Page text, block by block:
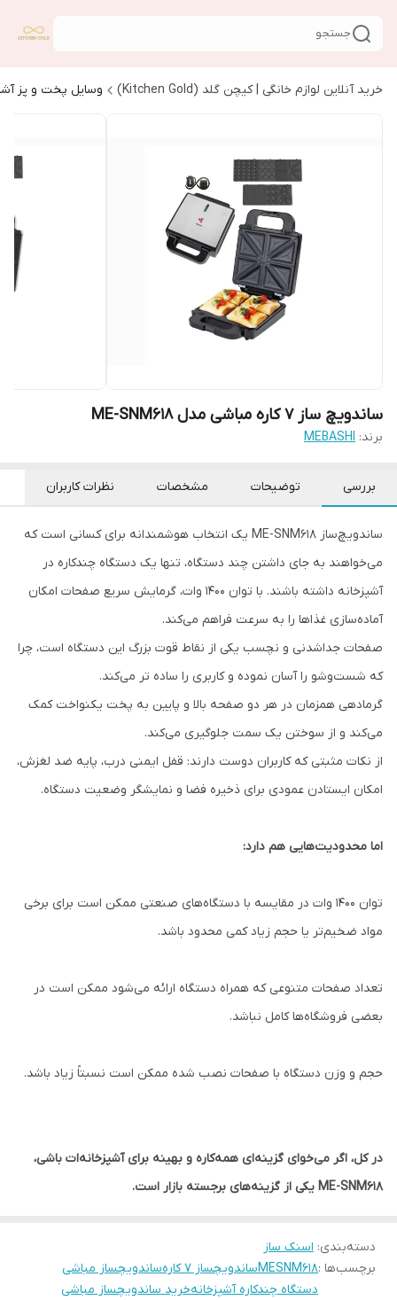
جستجو
خرید آنلاین لوازم خانگی | کیچن گلد (Kitchen Gold) وسایل پخت و پز
ساندویچ ساز 7 کاره مباشی مدل ME-SNM618
برند: MEBASHI
بررسی توضیحات مشخصات نظرات کاربران
ساندویچ‌ساز ME-SNM618 یک انتخاب هوشمندانه برای کسانی است که
می‌خواهند به جای داشتن چند دستگاه، تنها یک دستگاه چندکاره در
آشپزخانه داشته باشند. با توان ۱۴۰۰ وات، گرمایش سریع صفحات امکان
آماده‌سازی غذاها را به سرعت فراهم می‌کند.
صفحات جداشدنی و نچسب یکی از نقاط قوت بزرگ این دستگاه است، چرا
که شست‌وشو را آسان نموده و کاربری را ساده تر می‌کند.
گرمادهی همزمان در هر دو صفحه بالا و پایین به پخت یکنواخت کمک
می‌کند و از سوختن یک سمت جلوگیری می‌کند.
از نکات مثبتی که کاربران دوست دارند: قفل ایمنی درب، پایه ضد لغزش،
امکان ایستادن عمودی برای ذخیره فضا و نمایشگر وضعیت دستگاه.
اما محدودیت‌هایی هم دارد:
توان ۱۴۰۰ وات در مقایسه با دستگاه‌های صنعتی ممکن است برای برخی
مواد ضخیم‌تر یا حجم زیاد کمی محدود باشد.
تعداد صفحات متنوعی که همراه دستگاه ارائه می‌شود ممکن است در
بعضی فروشگاه‌ها کامل نباشد.
حجم و وزن دستگاه با صفحات نصب شده ممکن است نسبتاً زیاد باشد.
در کل، اگر می‌خوای گزینه‌ای همه‌کاره و بهینه برای آشپزخانه‌ات باشی،
ME-SNM618 یکی از گزینه‌های برجسته بازار است.
دسته‌بندی: اسنک ساز
برچسب‌ها :MESNM618ساندویچساز ۷ کاره
ساندویچساز مباشی
دستگاه چندکاره آشپزخانهخرید ساندویچساز مباشی